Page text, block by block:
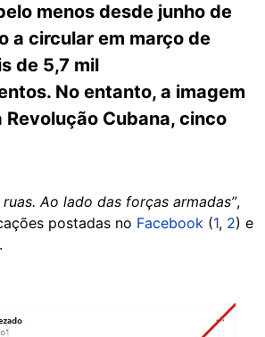
menos desde junho de
a circular em março de
de 5,7 mil
No entanto, a imagem
Cubana, cinco
ruas. Ao lado das forças armadas”,
postadas no Facebook (1, 2) e